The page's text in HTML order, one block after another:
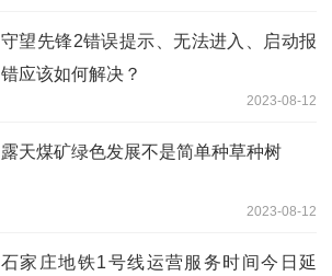
守望先锋2错误提示、无法进入、启动报
错应该如何解决？
2023-08-12
露天煤矿绿色发展不是简单种草种树
2023-08-12
石家庄地铁1号线运营服务时间今日延